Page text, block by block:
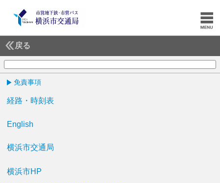
戻る
免責事項
経路・時刻表
English
横浜市交通局
横浜市HP